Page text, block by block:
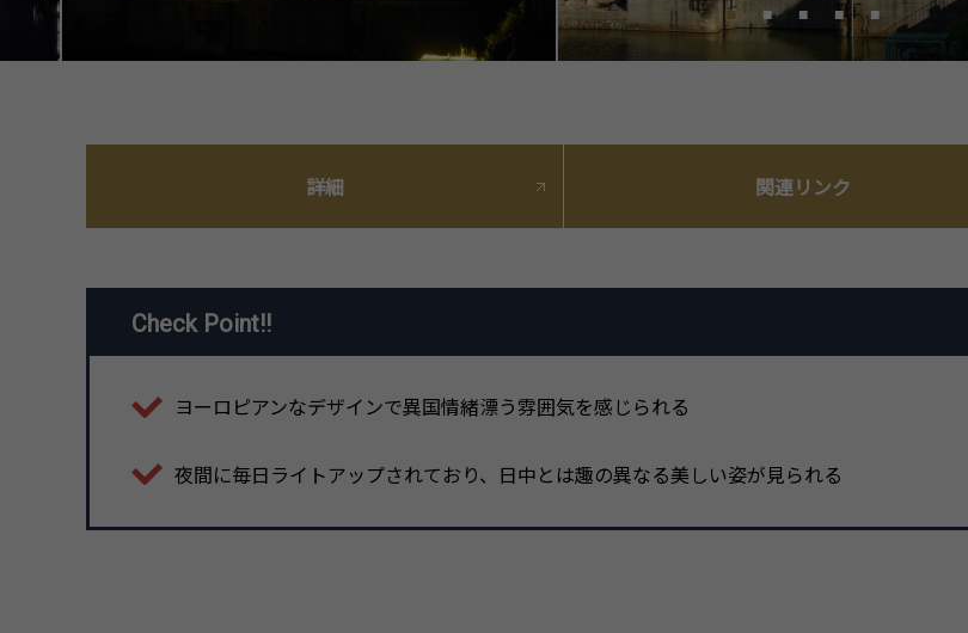
詳細 関連リンク
Check Point!!
ヨーロピアンなデザインで異国情緒漂う雰囲気を感じられる
夜間に毎日ライトアップされており、日中とは趣の異なる美しい姿が見られる